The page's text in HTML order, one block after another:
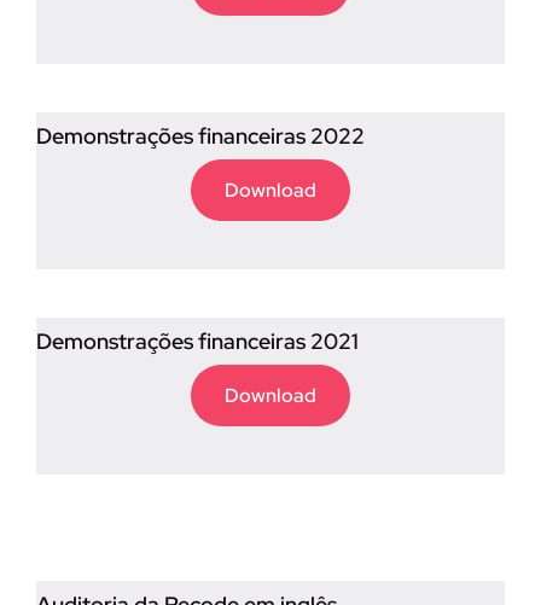
Demonstrações financeiras 2022
Download
Demonstrações financeiras 2021
Download